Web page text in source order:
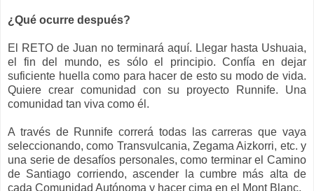
¿Qué ocurre después?
El RETO de Juan no terminará aquí. Llegar hasta Ushuaia,
el fin del mundo, es sólo el principio. Confía en dejar
suficiente huella como para hacer de esto su modo de vida.
Quiere crear comunidad con su proyecto Runnife. Una
comunidad tan viva como él.
A través de Runnife correrá todas las carreras que vaya
seleccionando, como Transvulcania, Zegama Aizkorri, etc. y
una serie de desafíos personales, como terminar el Camino
de Santiago corriendo, ascender la cumbre más alta de
cada Comunidad Autónoma y hacer cima en el Mont Blanc.